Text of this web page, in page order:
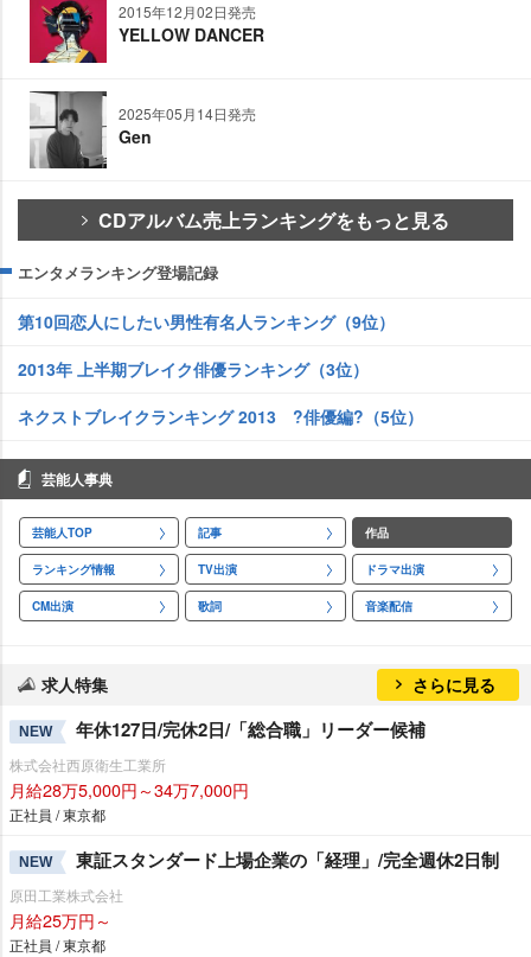
2015年12月02日発売
YELLOW DANCER
2025年05月14日発売
Gen
CDアルバム売上ランキングをもっと見る
エンタメランキング登場記録
第10回恋人にしたい男性有名人ランキング（9位）
2013年 上半期ブレイク俳優ランキング（3位）
ネクストブレイクランキング 2013 ?俳優編?（5位）
芸能人事典
芸能人TOP 記事 作品
ランキング情報 TV出演 ドラマ出演
CM出演 歌詞 音楽配信
求人特集 さらに見る
NEW 年休127日/完休2日/「総合職」リーダー候補
株式会社西原衛生工業所
月給28万5,000円～34万7,000円
正社員 / 東京都
NEW 東証スタンダード上場企業の「経理」/完全週休2日制
原田工業株式会社
月給25万円～
正社員 / 東京都